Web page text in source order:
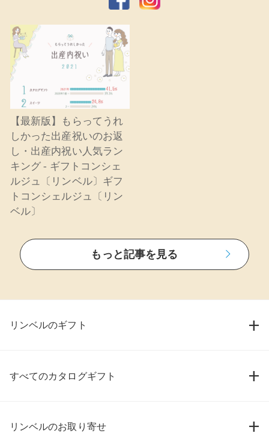
【最新版】もらってうれ
しかった出産祝いのお返
し・出産内祝い人気ラン
キング - ギフトコンシェ
ルジュ〔リンベル〕ギフ
トコンシェルジュ〔リン
ベル〕
もっと記事を見る
リンベルのギフト
すべてのカタログギフト
リンベルのお取り寄せ